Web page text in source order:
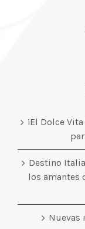
¡El Dolce
Destino
los amantes
Nuevas